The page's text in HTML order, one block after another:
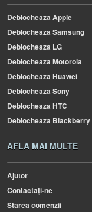
Deblocheaza Apple
Deblocheaza Samsung
Deblocheaza LG
Deblocheaza Motorola
Deblocheaza Huawei
Deblocheaza Sony
Deblocheaza HTC
Deblocheaza Blackberry
AFLA MAI MULTE
Ajutor
Contactați-ne
Starea comenzii